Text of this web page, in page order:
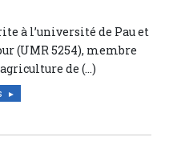
à l’université de Pau et
(UMR 5254), membre
de (…)